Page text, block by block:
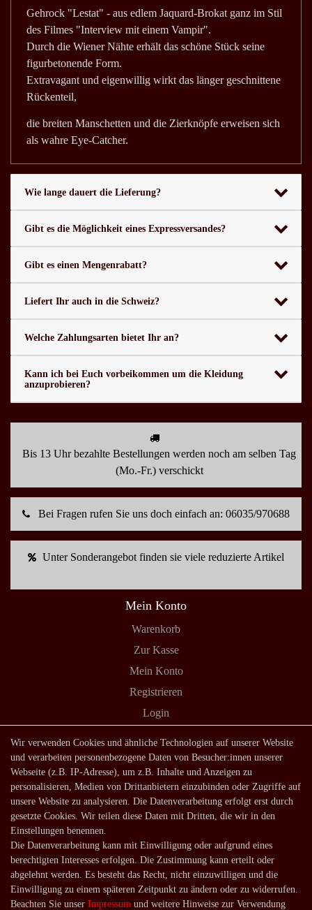
Gehrock "Lestat" - aus edlem Jaquard-Brokat ganz im Stil
des Filmes "Interview mit einem Vampir".
Durch die Wiener Nähte erhält das schöne Stück seine
figurbetonende Form.
Extravagant und eigenwillig wirkt das länger geschnittene
Rückenteil,
die breiten Manschetten und die Zierknöpfe erweisen sich
als wahre Eye-Catcher.
Wie lange dauert die Lieferung?
Gibt es die Möglichkeit eines Expressversandes?
Gibt es einen Mengenrabatt?
Liefert Ihr auch in die Schweiz?
Welche Zahlungsarten bietet Ihr an?
Kann ich bei Euch vorbeikommen um die Kleidung
anzuprobieren?
Bis 13 Uhr bezahlte Bestellungen werden noch am selben Tag
(Mo.-Fr.) verschickt
Bei Fragen rufen Sie uns doch einfach an: 06035/970688
Unter Sonderangebot finden sie viele reduzierte Artikel
Mein Konto
Warenkorb
Zur Kasse
Mein Konto
Registrieren
Login
Shop
Lagerverkauf
Zahlungsarten
Versandarten und -kosten
Service
Kontakt
Häufige Fragen
Wir verwenden Cookies und ähnliche Technologien auf unserer Website
und verarbeiten personenbezogene Daten von Besucher:innen unserer
Webseite (z.B. IP-Adresse), um z.B. Inhalte und Anzeigen zu
personalisieren, Medien von Drittanbietern einzubinden oder Zugriffe auf
unsere Website zu analysieren. Die Datenverarbeitung erfolgt erst durch
gesetzte Cookies. Wir teilen diese Daten mit Dritten, die wir in den
Einstellungen benennen.
Die Datenverarbeitung kann mit Einwilligung oder aufgrund eines
berechtigten Interesses erfolgen. Die Zustimmung kann erteilt oder
abgelehnt werden. Es besteht das Recht, nicht einzuwilligen und die
Einwilligung zu einem späteren Zeitpunkt zu ändern oder zu widerrufen.
Beachten Sie unser Impressum und weitere Hinweise zur Verwendung